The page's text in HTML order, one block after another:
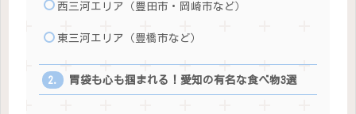
西三河エリア（豊田市・岡崎市など）
東三河エリア（豊橋市など）
胃袋も心も掴まれる！愛知の有名な食べ物3選